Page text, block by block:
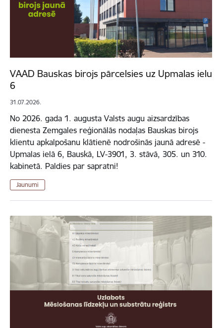
VAAD Bauskas birojs pārcelsies uz Upmalas ielu
6
31.07.2026.
No 2026. gada 1. augusta Valsts augu aizsardzības
dienesta Zemgales reģionālās nodaļas Bauskas birojs
klientu apkalpošanu klātienē nodrošinās jaunā adresē -
Upmalas ielā 6, Bauskā, LV-3901, 3. stāvā, 305. un 310.
kabinetā. Paldies par sapratni!
Jaunumi